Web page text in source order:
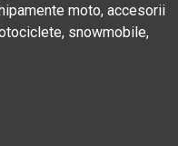
moto, accesorii
snowmobile,